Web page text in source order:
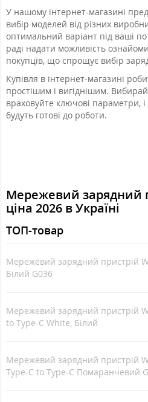
У нашому інтернет-магазині
вибір моделей від різних
оптимальний варіант під ваші
раді надати можливість
покупців, що спрощує вибір
Купівля в інтернет-магазині
простішим і вигіднішим.
враховуйте ключові параметри,
будуть готові до роботи.
Мережевий зарядний
ціна 2026 в Україні
ТОП-товар
Мережевий зарядний пристрій
Білий G036
Мережевий зарядний пристрій
to Type-C White, Білий
Мережевий зарядний пристрій
Type-C to Type-C Помаранчевий